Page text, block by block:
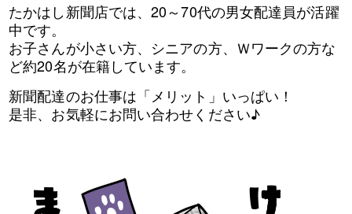
たかはし新聞店では、20～70代の男女配達員が活躍
中です。
お子さんが小さい方、シニアの方、Ｗワークの方な
ど約20名が在籍しています。
新聞配達のお仕事は「メリット」いっぱい！
是非、お気軽にお問い合わせください♪